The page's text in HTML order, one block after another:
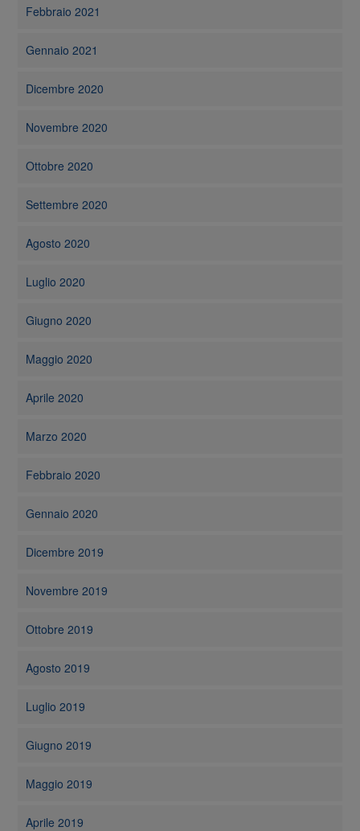
Febbraio 2021
Gennaio 2021
Dicembre 2020
Novembre 2020
Ottobre 2020
Settembre 2020
Agosto 2020
Luglio 2020
Giugno 2020
Maggio 2020
Aprile 2020
Marzo 2020
Febbraio 2020
Gennaio 2020
Dicembre 2019
Novembre 2019
Ottobre 2019
Agosto 2019
Luglio 2019
Giugno 2019
Maggio 2019
Aprile 2019